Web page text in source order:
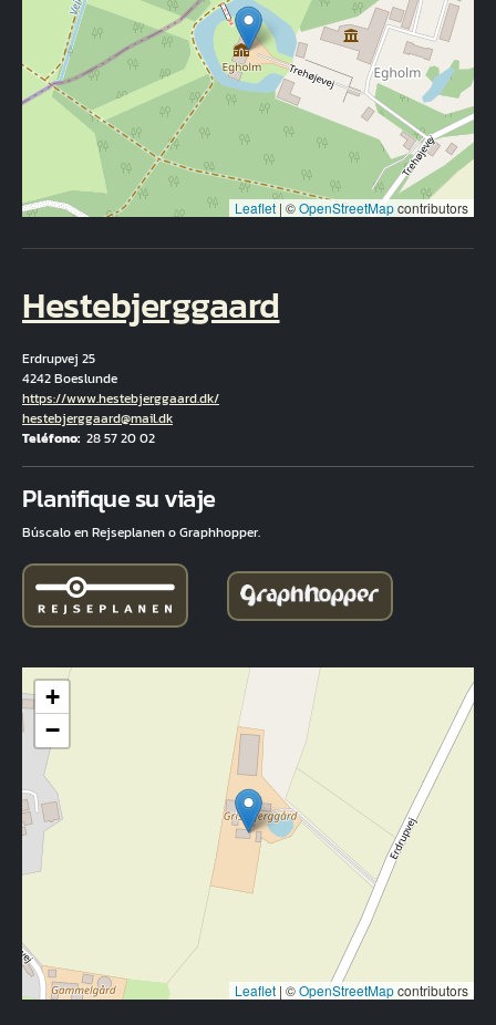
Leaflet | ©OpenStreetMapcontributors
Hestebjerggaard
Erdrupvej 25
4242 Boeslunde
Hjemmeside
https://www.hestebjerggaard.dk/
Correo electrónico
hestebjerggaard@mail.dk
Teléfono 28 57 20 02
Planifique su viaje
Búscalo en Rejseplanen o Graphhopper.
+
−
Leaflet | ©OpenStreetMapcontributors